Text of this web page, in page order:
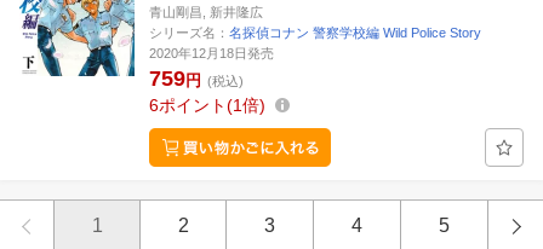
青山剛昌, 新井隆広
シリーズ名： 名探偵コナン 警察学校編 Wild Police Story
2020年12月18日発売
759円 (税込)
6ポイント 1倍
1 2 3 4 5